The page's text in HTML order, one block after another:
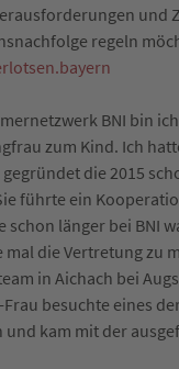
und
regeln
BNI bin
zum Kind. Ich
die 2015
führte ein
schon länger bei BNI
die Vertretung zu
in Aichach bei
besuchte eines
kam mit der